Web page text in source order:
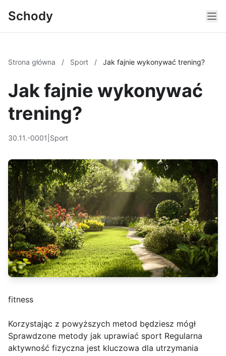
Schody
Strona główna / Sport / Jak fajnie wykonywać trening?
Jak fajnie wykonywać
trening?
30.11.-0001 Sport
fitness
Korzystając z powyższych metod będziesz mógł
Sprawdzone metody jak uprawiać sport Regularna
aktywność fizyczna jest kluczowa dla utrzymania